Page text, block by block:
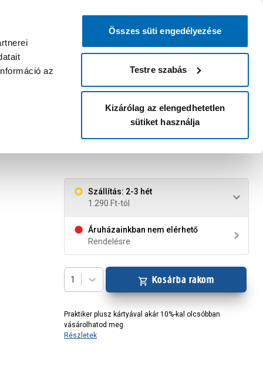
az
Összes süti engedélyezése
Testre szabás
Kizárólag az elengedhetetlen
sütiket használja
bejelentkezni?
Belépés Listáim
Áruházak és szolgáltatások
csaptelephez
Szállítás: 2-3 hét
1.290 Ft-tól
Áruházainkban nem elérhető
Rendelésre
1 Kosárba rakom
Praktiker plusz kártyával akár 10%-kal olcsóbban
vásárolhatod meg.
Részletek